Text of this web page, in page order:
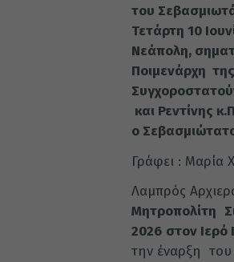
του
Τετάρτη 10
Νεάπολη,
Ποιμενάρχη
και Ρεντίνης
ο
Γράφει : Μαρία
Λαμπρός
Μητροπολίτη
2026 στον
την έναρξη